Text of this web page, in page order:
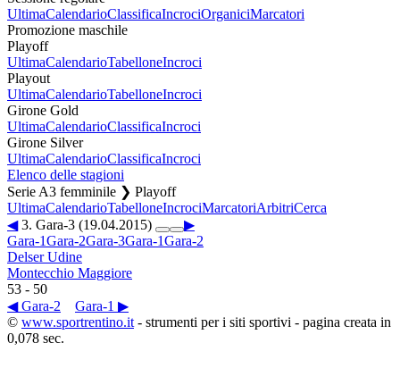
UltimaCalendarioClassificaIncrociOrganiciMarcatori
Promozione maschile
Playoff
UltimaCalendarioTabelloneIncroci
Playout
UltimaCalendarioTabelloneIncroci
Girone Gold
UltimaCalendarioClassificaIncroci
Girone Silver
UltimaCalendarioClassificaIncroci
Elenco delle stagioni
Serie A3 femminile ❯ Playoff
UltimaCalendarioTabelloneIncrociMarcatoriArbitriCerca
◀3. Gara-3 (19.04.2015)
▶
Gara-1Gara-2Gara-3Gara-1Gara-2
Delser Udine
Montecchio Maggiore
53 - 50
◀ Gara-2
Gara-1 ▶
© www.sportrentino.it - strumenti per i siti sportivi - pagina creata in
0,078 sec.